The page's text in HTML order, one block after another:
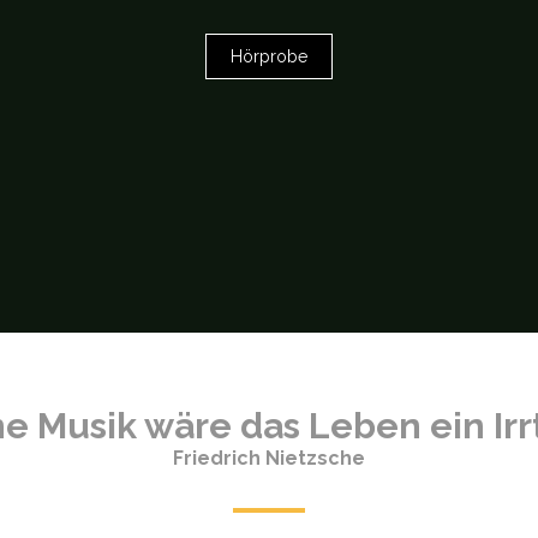
Hörprobe
Musik wäre das Leben ein
Friedrich Nietzsche